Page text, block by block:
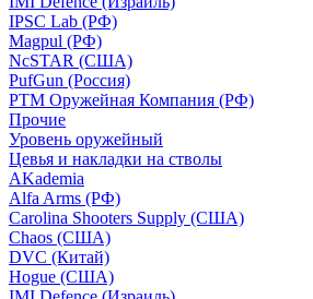
IPSC Lab (РФ)
Magpul (РФ)
NcSTAR (США)
PufGun (Россия)
РТМ Оружейная Компания (РФ)
Прочие
Уровень оружейный
Цевья и накладки на стволы
AKademia
Alfa Arms (РФ)
Carolina Shooters Supply (США)
Chaos (США)
DVC (Китай)
Hogue (США)